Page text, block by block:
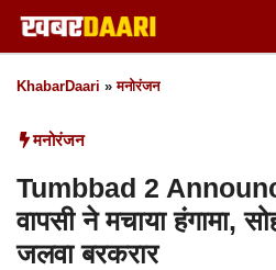
Skip
to
content
KhabarDaari »मनोरंजन
मनोरंजन
Tumbbad 2
वापसी ने मचाया हंगामा,
जलवा बरकरार